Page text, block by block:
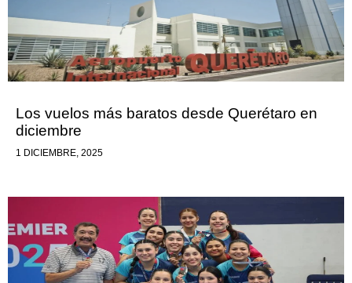
Los vuelos más baratos desde Querétaro en
diciembre
1 DICIEMBRE, 2025